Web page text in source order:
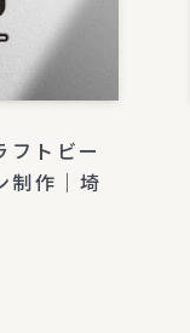
フトビー
制作｜埼